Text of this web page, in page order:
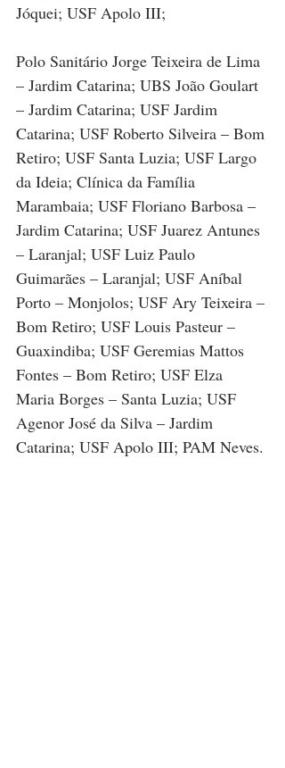
Jóquei; USF Apolo III;
Polo Sanitário Jorge Teixeira de Lima
– Jardim Catarina; UBS João Goulart
– Jardim Catarina; USF Jardim
Catarina; USF Roberto Silveira – Bom
Retiro; USF Santa Luzia; USF Largo
da Ideia; Clínica da Família
Marambaia; USF Floriano Barbosa –
Jardim Catarina; USF Juarez Antunes
– Laranjal; USF Luiz Paulo
Guimarães – Laranjal; USF Aníbal
Porto – Monjolos; USF Ary Teixeira –
Bom Retiro; USF Louis Pasteur –
Guaxindiba; USF Geremias Mattos
Fontes – Bom Retiro; USF Elza
Maria Borges – Santa Luzia; USF
Agenor José da Silva – Jardim
Catarina; USF Apolo III; PAM Neves.